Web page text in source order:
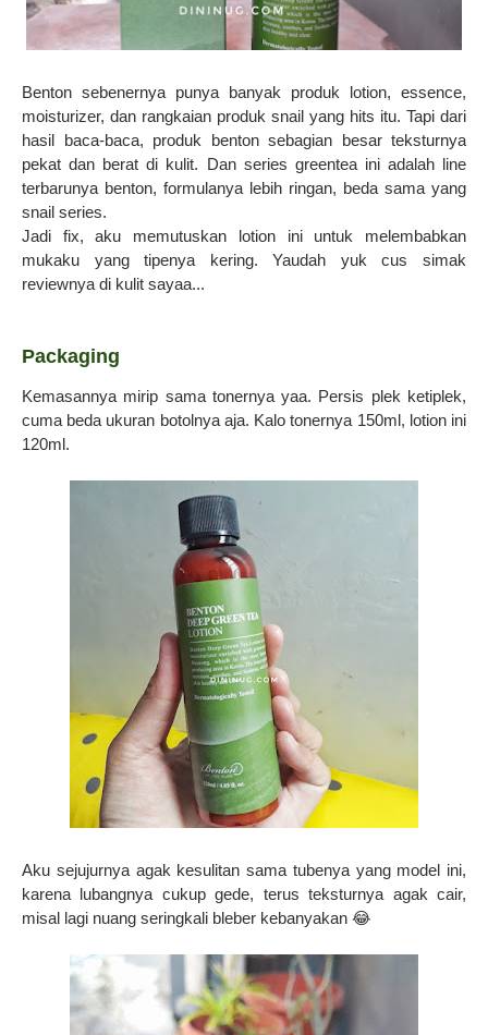
Benton sebenernya punya banyak produk lotion, essence,
moisturizer, dan rangkaian produk snail yang hits itu. Tapi dari
hasil baca-baca, produk benton sebagian besar teksturnya
pekat dan berat di kulit. Dan series greentea ini adalah line
terbarunya benton, formulanya lebih ringan, beda sama yang
snail series.
Jadi fix, aku memutuskan lotion ini untuk melembabkan
mukaku yang tipenya kering. Yaudah yuk cus simak
reviewnya di kulit sayaa...
Packaging
Kemasannya mirip sama tonernya yaa. Persis plek ketiplek,
cuma beda ukuran botolnya aja. Kalo tonernya 150ml, lotion ini
120ml.
Aku sejujurnya agak kesulitan sama tubenya yang model ini,
karena lubangnya cukup gede, terus teksturnya agak cair,
misal lagi nuang seringkali bleber kebanyakan 😂